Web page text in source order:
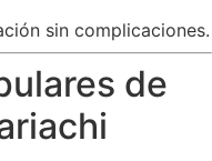
sin complicaciones.
de